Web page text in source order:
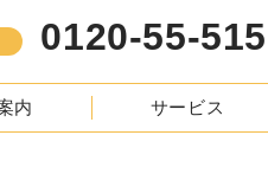
0120-55-5151
内 サービス